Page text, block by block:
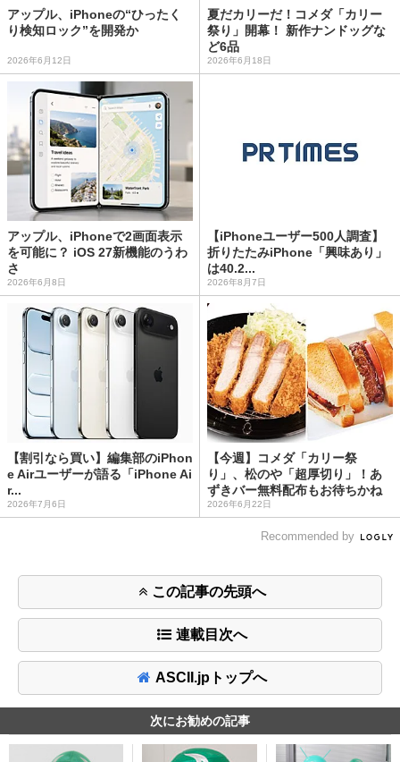
アップル、iPhoneの“ひったく
り検知ロック”を開発か
2026年6月12日
夏だカリーだ！コメダ「カリー
祭り」開幕！ 新作ナンドッグな
ど6品
2026年6月18日
アップル、iPhoneで2画面表示
を可能に？ iOS 27新機能のうわ
さ
2026年6月8日
【iPhoneユーザー500人調査】
折りたたみiPhone「興味あり」
は40.2...
2026年8月7日
【割引なら買い】編集部のiPhon
e Airユーザーが語る「iPhone Ai
r...
2026年7月6日
【今週】コメダ「カリー祭
り」、松のや「超厚切り」！あ
ずきバー無料配布もお待ちかね
2026年6月22日
Recommended by
この記事の先頭へ
連載目次へ
ASCII.jpトップへ
次にお勧めの記事